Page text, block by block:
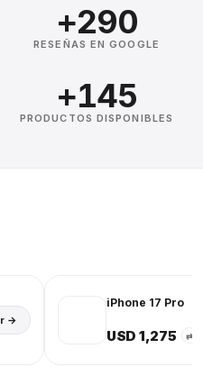
+290
RESEÑAS EN GOOGLE
+145
PRODUCTOS DISPONIBLES
→
iPhone 17 Pro
USD 1,275 ⇄